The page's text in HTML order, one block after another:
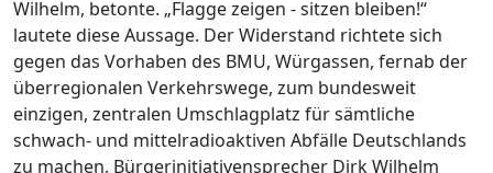
Wilhelm, betonte. „Flagge zeigen - sitzen bleiben!“
lautete diese Aussage. Der Widerstand richtete sich
gegen das Vorhaben des BMU, Würgassen, fernab der
überregionalen Verkehrswege, zum bundesweit
einzigen, zentralen Umschlagplatz für sämtliche
schwach- und mittelradioaktiven Abfälle Deutschlands
zu machen. Bürgerinitiativensprecher Dirk Wilhelm